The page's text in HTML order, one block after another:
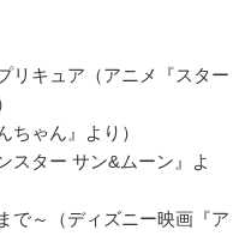
キュア（アニメ『スター
ちゃん』より）
スター サン&ムーン』よ
で～（ディズニー映画『ア